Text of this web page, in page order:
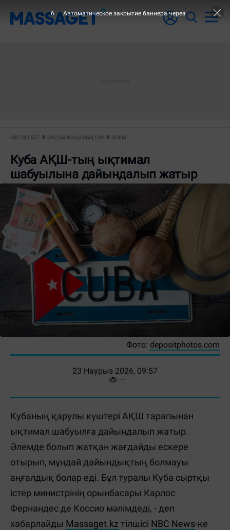
НЕГІЗГІ БЕТ БАСТЫ ЖАҢАЛЫҚТАР ӘЛЕМ
Куба АҚШ-тың ықтимал
шабуылына дайындалып жатыр
Фото: depositphotos.com
23 Наурыз 2026, 09:57
Кубаның қарулы күштері АҚШ тарапынан
ықтимал шабуылға дайындалып жатыр.
Әлемде болып жатқан жағдайды ескере
отырып, мұндай дайындықтың болмауы
аңғалдық болар еді. Бұл туралы Куба сыртқы
істер министрінің орынбасары Карлос
Фернандес де Коссио мәлімдеді, - деп
хабарлайды Massaget.kz тілшісі NBC News-ке
5 Автоматическое закрытие баннера через